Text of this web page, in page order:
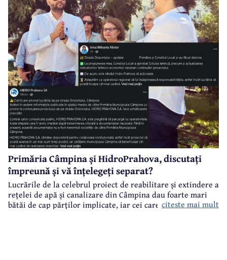
Primăria Câmpina și HidroPrahova, discutați
împreună și vă înțelegeți separat?
Lucrările de la celebrul proiect de reabilitare și extindere a
rețelei de apă și canalizare din Câmpina dau foarte mari
bătăi de cap părților implicate, iar cei care suferă sunt
citeste mai mult